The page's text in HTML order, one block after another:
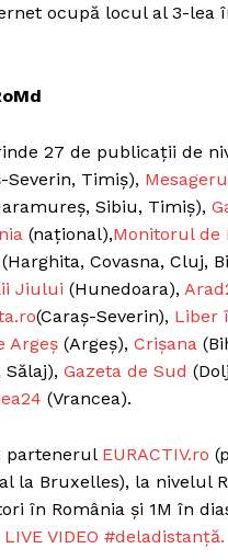
ocupă locul al 3-
27 de publicații de
Severin, Timiș),
Sibiu, Timiș),
(național),Monitorul de
(Harghita, Covasna, Cluj,
Jiului (Hunedoara),
(Caraș-Severin), Liber
Argeș (Argeș), Crișana
Gazeta de Sud
(Vrancea).
partenerul EURACTIV.ro
la Bruxelles), la nivelul
în România și 1M în
LIVE VIDEO #deladistanță.